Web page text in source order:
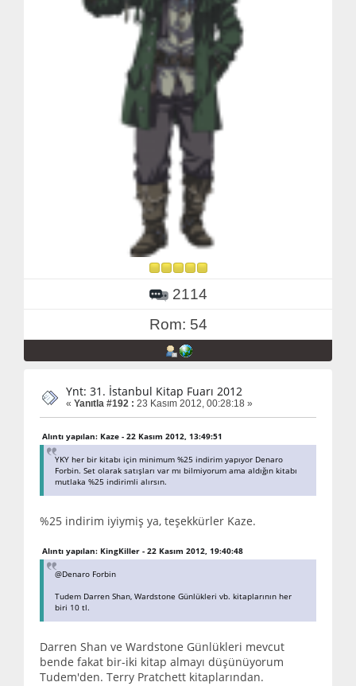
2114
Rom: 54
Ynt: 31. İstanbul Kitap Fuarı 2012
« Yanıtla #192 : 23 Kasım 2012, 00:28:18 »
Alıntı yapılan: Kaze - 22 Kasım 2012, 13:49:51
YKY her bir kitabı için minimum %25 indirim yapıyor Denaro
Forbin. Set olarak satışları var mı bilmiyorum ama aldığın kitabı
mutlaka %25 indirimli alırsın.
%25 indirim iyiymiş ya, teşekkürler Kaze.
Alıntı yapılan: KingKiller - 22 Kasım 2012, 19:40:48
@Denaro Forbin
Tudem Darren Shan, Wardstone Günlükleri vb. kitaplarının her
biri 10 tl.
Darren Shan ve Wardstone Günlükleri mevcut
bende fakat bir-iki kitap almayı düşünüyorum
Tudem'den. Terry Pratchett kitaplarından.